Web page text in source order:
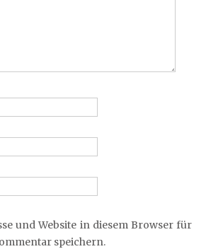
und Website in diesem Browser für
speichern.